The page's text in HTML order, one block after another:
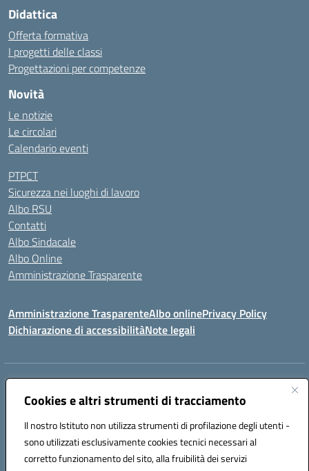
Cookies e altri strumenti di tracciamento
Il nostro Istituto non utilizza strumenti di profilazione degli utenti -
sono utilizzati esclusivamente cookies tecnici necessari al
corretto funzionamento del sito, alla fruibilità dei servizi
Didattica
Offerta formativa
I progetti delle classi
Progettazioni per competenze
Novità
Le notizie
Le circolari
Calendario eventi
PTPCT
Sicurezza nei luoghi di lavoro
Albo RSU
Contatti
Albo Sindacale
Albo Online
Amministrazione Trasparente
Amministrazione TrasparenteAlbo onlinePrivacy Policy
Dichiarazione di accessibilitàNote legali
Centralino:
Posta elettronica certificata (PEC):tpis02200a@pec.istruzione.it
Codice fiscale: 93066580817
Codice meccanografico:TPIS02200A
VIA CESARÒ, 36 - 91016 ERICE - CASA SANTA (TP)